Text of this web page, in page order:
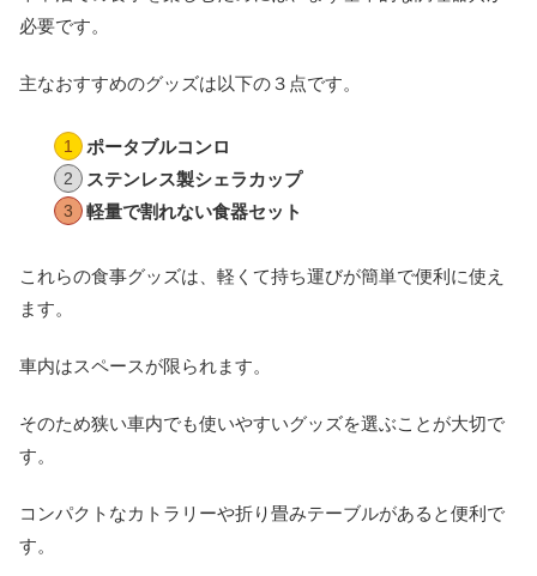
必要です。
主なおすすめのグッズは以下の３点です。
ポータブルコンロ
ステンレス製シェラカップ
軽量で割れない食器セット
これらの食事グッズは、軽くて持ち運びが簡単で便利に使え
ます。
車内はスペースが限られます。
そのため狭い車内でも使いやすいグッズを選ぶことが大切で
す。
コンパクトなカトラリーや折り畳みテーブルがあると便利で
す。